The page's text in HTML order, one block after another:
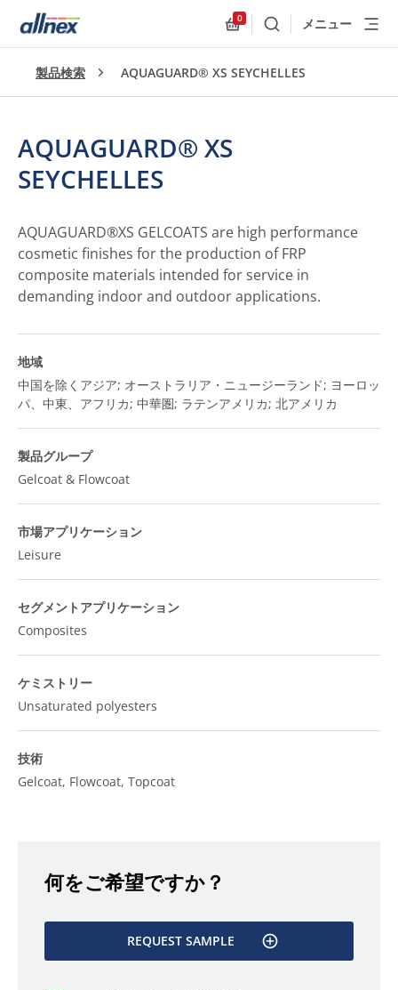
0
検索 メニュー
製品検索 AQUAGUARD® XS SEYCHELLES
AQUAGUARD® XS
SEYCHELLES
AQUAGUARD®XS GELCOATS are high performance
cosmetic finishes for the production of FRP
composite materials intended for service in
demanding indoor and outdoor applications.
地域
中国を除くアジア; オーストラリア・ニュージーランド; ヨーロッ
パ、中東、アフリカ; 中華圏; ラテンアメリカ; 北アメリカ
製品グループ
Gelcoat & Flowcoat
市場アプリケーション
Leisure
セグメントアプリケーション
Composites
ケミストリー
Unsaturated polyesters
技術
Gelcoat, Flowcoat, Topcoat
何をご希望ですか？
REQUEST SAMPLE